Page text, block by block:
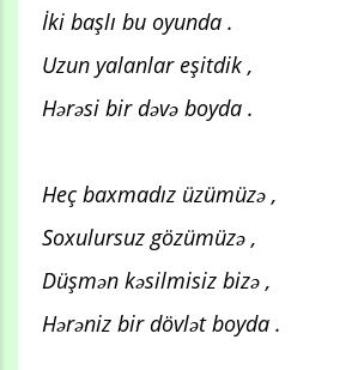
İki başlı bu oyunda .
Uzun yalanlar eşitdik ,
Hərəsi bir dəvə boyda .
Heç baxmadız üzümüzə ,
Soxulursuz gözümüzə ,
Düşmən kəsilmisiz bizə ,
Hərəniz bir dövlət boyda .